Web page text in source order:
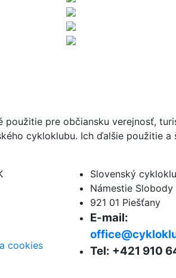
pre občiansku verejnosť,
cykloklubu. Ich ďalšie použitie
cookies
Slovenský
Námestie Slobody
921 01 Piešťany
E-mail:
Tel: +421 910